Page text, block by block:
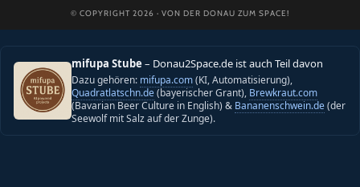
© COPYRIGHT 2026 · VON DER DONAU ZUM SPACE!
mifupa Stube – Donau2Space.de ist auch Teil davon
Dazu gehören: mifupa.com(KI, Automatisierung),
Quadratlatschn.de(bayerischer Grant), Brewkraut.com
(Bavarian Beer Culture in English) & Bananenschwein.de(der
Seewolf mit Salz auf der Zunge).